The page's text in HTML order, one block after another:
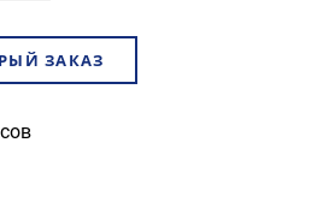
ЗАКАЗ